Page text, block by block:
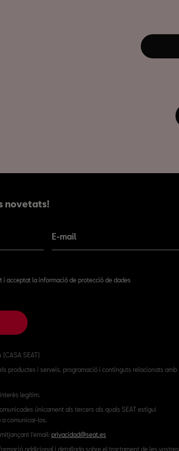
novetats!
E-mail
i acceptat la informació de protecció de dades
(CASA SEAT)
productes i serveis, programació i continguts relacionats amb
legítim.
únicament als tercers als quals SEAT estigui
comunicar-los.
l'email: privacidad@seat.es
addicional i detallada sobre el tractament de les vostres